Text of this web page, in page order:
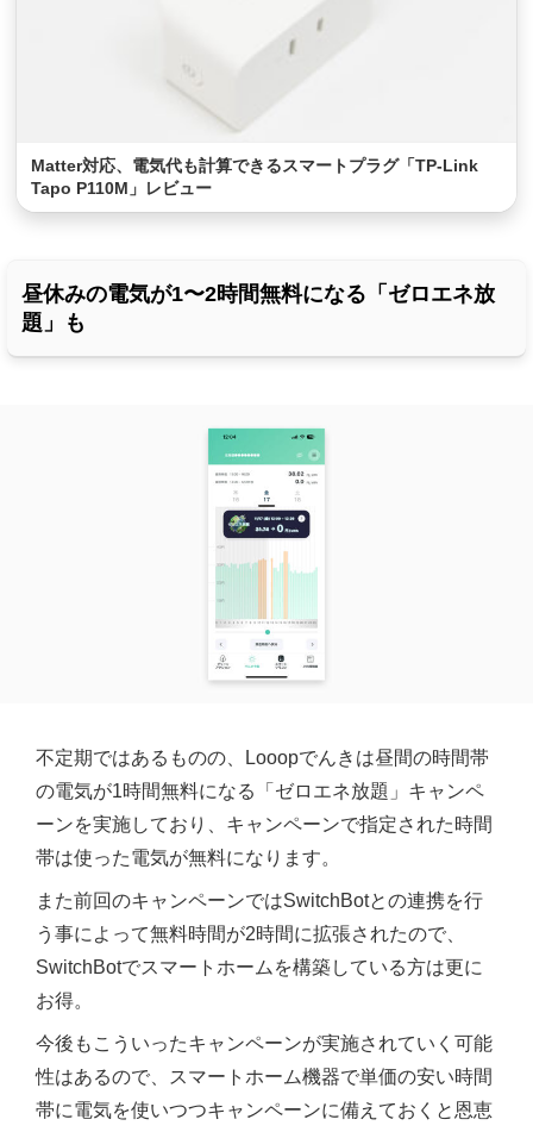
Matter対応、電気代も計算できるスマートプラグ「TP-Link
Tapo P110M」レビュー
昼休みの電気が1〜2時間無料になる「ゼロエネ放
題」も
不定期ではあるものの、Looopでんきは昼間の時間帯
の電気が1時間無料になる「ゼロエネ放題」キャンペ
ーンを実施しており、キャンペーンで指定された時間
帯は使った電気が無料になります。
また前回のキャンペーンではSwitchBotとの連携を行
う事によって無料時間が2時間に拡張されたので、
SwitchBotでスマートホームを構築している方は更に
お得。
今後もこういったキャンペーンが実施されていく可能
性はあるので、スマートホーム機器で単価の安い時間
帯に電気を使いつつキャンペーンに備えておくと恩恵